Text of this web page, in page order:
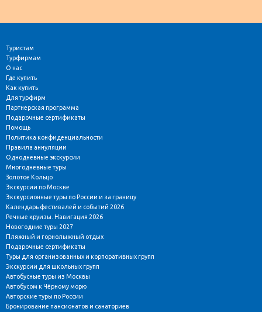
Туристам
Турфирмам
О нас
Где купить
Как купить
Для турфирм
Партнерская программа
Подарочные сертификаты
Помощь
Политика конфиденциальности
Правила аннуляции
Однодневные экскурсии
Многодневные туры
Золотое Кольцо
Экскурсии по Москве
Экскурсионные туры по России и за границу
Календарь фестивалей и событий 2026
Речные круизы. Навигация 2026
Новогодние туры 2027
Пляжный и горнолыжный отдых
Подарочные сертификаты
Туры для организованных и корпоративных групп
Экскурсии для школьных групп
Автобусные туры из Москвы
Автобусом к Чёрному морю
Авторские туры по России
Бронирование пансионатов и санаториев